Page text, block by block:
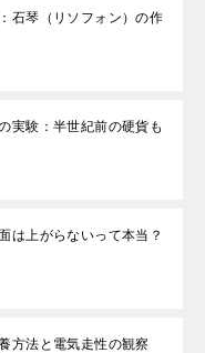
石琴（リソフォン）の作
実験：半世紀前の硬貨も
は上がらないって本当？
方法と電気走性の観察